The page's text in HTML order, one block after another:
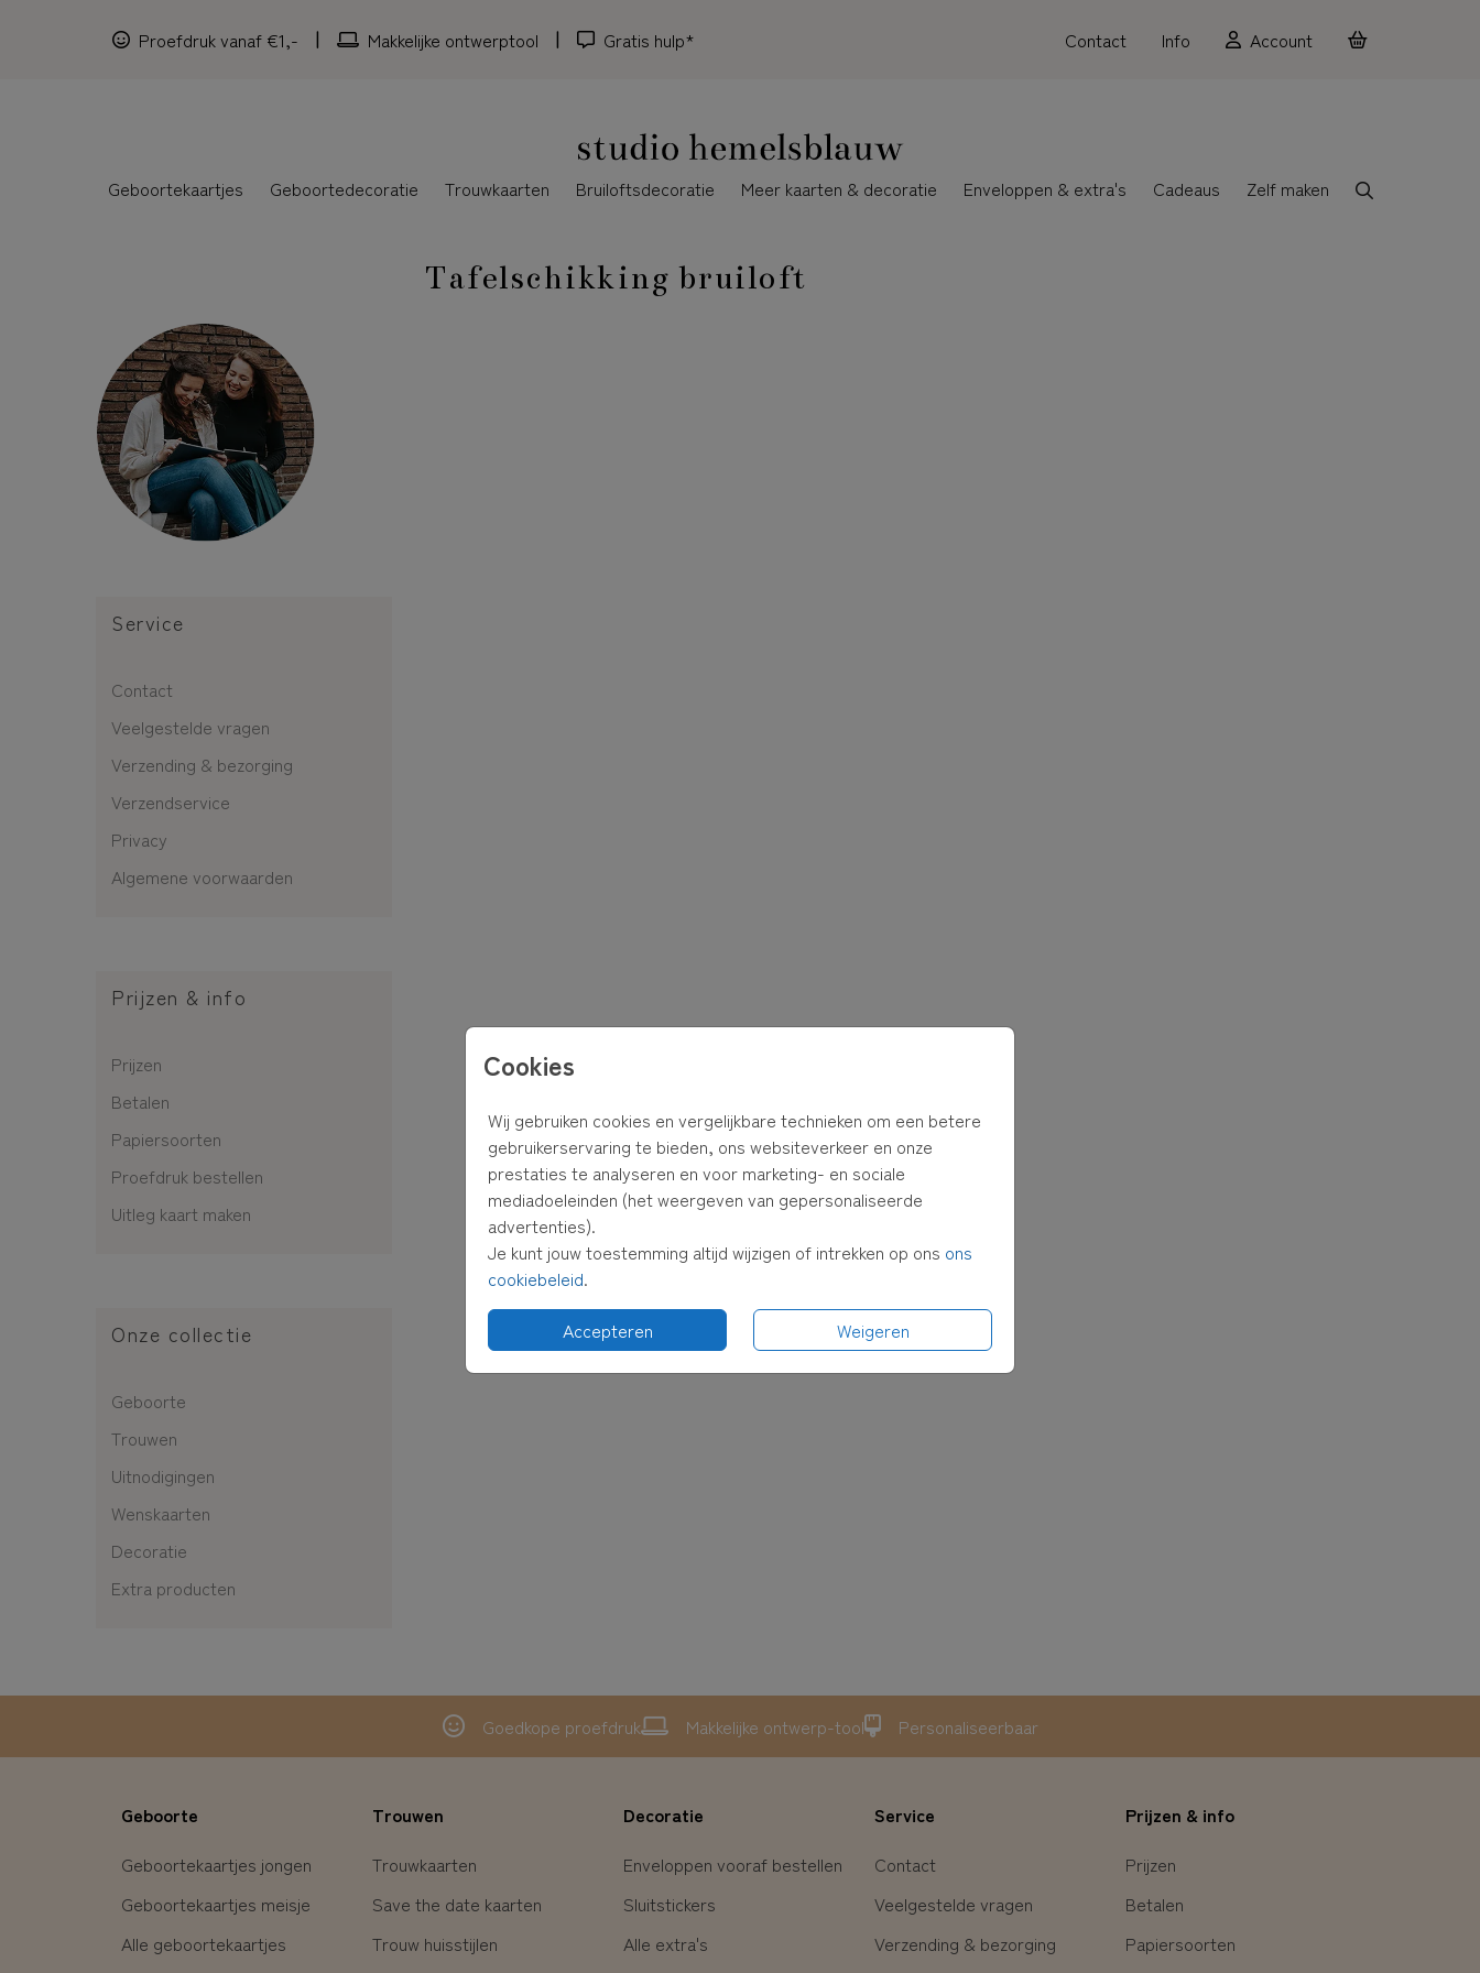
Proefdruk vanaf €1,- Makkelijke ontwerptool Gratis hulp* Contact Info Account
Geboortekaartjes Geboortedecoratie Trouwkaarten Bruiloftsdecoratie Meer kaarten & decoratie Enveloppen & extra's Cadeaus Zelf maken
Cookies
Wij gebruiken cookies en vergelijkbare technieken om een betere
gebruikerservaring te bieden, ons websiteverkeer en onze
prestaties te analyseren en voor marketing- en sociale
mediadoeleinden (het weergeven van gepersonaliseerde
advertenties).
Je kunt jouw toestemming altijd wijzigen of intrekken op ons ons
cookiebeleid.
Accepteren
Weigeren
Service
Contact
Veelgestelde vragen
Verzending & bezorging
Verzendservice
Privacy
Algemene voorwaarden
Prijzen & info
Prijzen
Betalen
Papiersoorten
Proefdruk bestellen
Uitleg kaart maken
Onze collectie
Geboorte
Trouwen
Uitnodigingen
Wenskaarten
Decoratie
Extra producten
Tafelschikking bruiloft
Goedkope proefdruk Makkelijke ontwerp-tool Personaliseerbaar
Geboorte
Geboortekaartjes jongen
Geboortekaartjes meisje
Alle geboortekaartjes
Trouwen
Trouwkaarten
Save the date kaarten
Trouw huisstijlen
Decoratie
Enveloppen vooraf bestellen
Sluitstickers
Alle extra's
Service
Contact
Veelgestelde vragen
Verzending & bezorging
Prijzen & info
Prijzen
Betalen
Papiersoorten